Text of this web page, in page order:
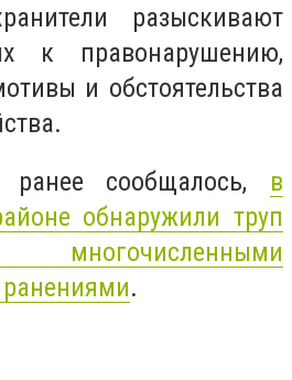
разыскивают
к правонарушению,
и обстоятельства
сообщалось, в
обнаружили труп
.